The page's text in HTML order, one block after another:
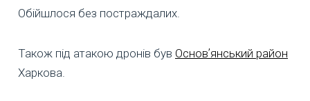
Обійшлося без постраждалих.
Також під атакою дронів був Основʼянський район
Харкова.